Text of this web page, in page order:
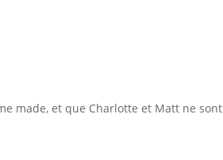
made, et que Charlotte et Matt ne